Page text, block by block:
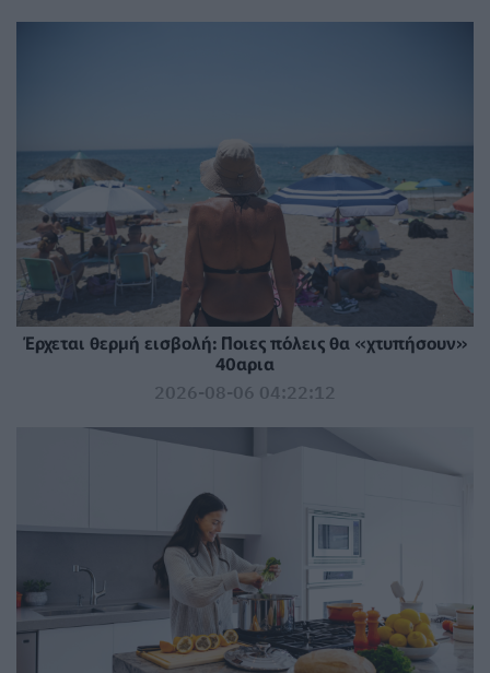
Έρχεται θερμή εισβολή: Ποιες πόλεις θα «χτυπήσουν»
40αρια
2026-08-06 04:22:12